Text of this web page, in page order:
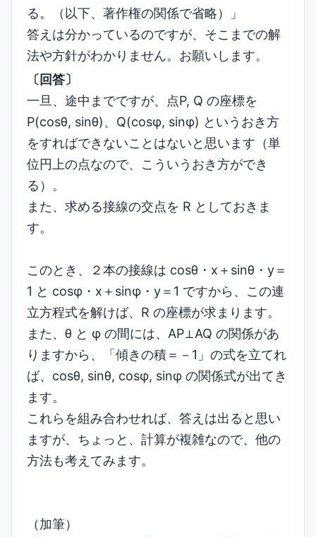
る。（以下、著作権の関係で省略）」
答えは分かっているのですが、そこまでの解
法や方針がわかりません。お願いします。
〔回答〕
一旦、途中までですが、点P, Q の座標を
P(cosθ, sinθ)、Q(cosφ, sinφ) というおき方
をすればできないことはないと思います（単
位円上の点なので、こういうおき方ができ
る）。
また、求める接線の交点を R としておきま
す。
このとき、２本の接線は cosθ・x＋sinθ・y＝
1 と cosφ・x＋sinφ・y＝1 ですから、この連
立方程式を解けば、R の座標が求まります。
また、θ と φ の間には、AP⊥AQ の関係があ
りますから、「傾きの積＝－1」の式を立てれ
ば、cosθ, sinθ, cosφ, sinφ の関係式が出てき
ます。
これらを組み合わせれば、答えは出ると思い
ますが、ちょっと、計算が複雑なので、他の
方法も考えてみます。
（加筆）